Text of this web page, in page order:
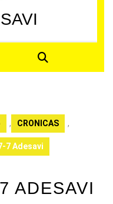
, CRONICAS ,
7 Adesavi
ADESAVI